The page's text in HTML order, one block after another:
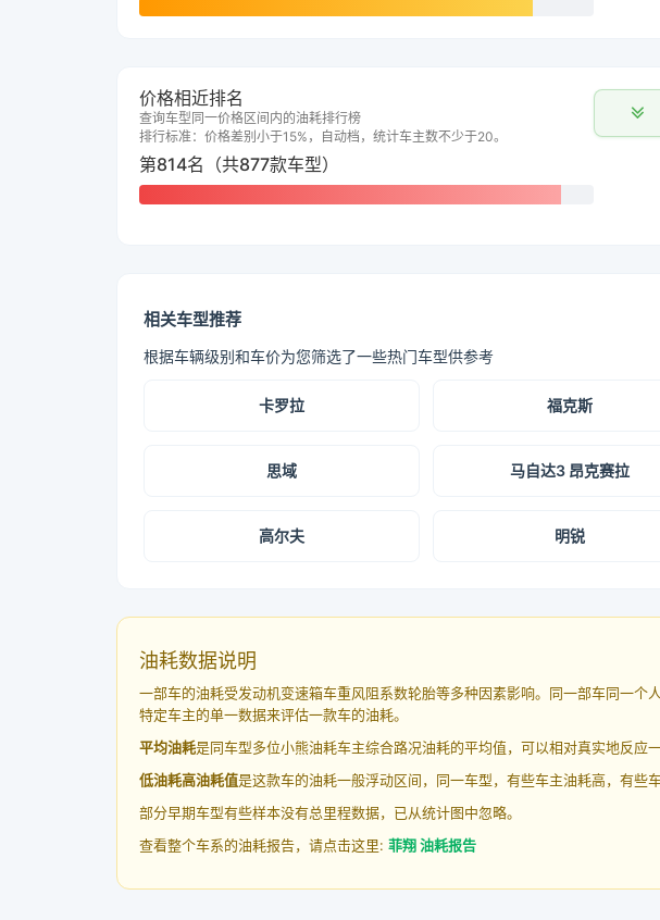
价格相近排名
查询车型同一价格区间内的油耗排行榜
排行标准：价格差别小于15%，自动档，统计车主数不少于20。
第814名（共877款车型）
相关车型推荐
根据车辆级别和车价为您筛选了一些热门车型供参考
卡罗拉 福克斯
思域 马自达3 昂克赛拉
高尔夫 明锐
油耗数据说明
一部车的油耗受发动机变速箱车重风阻系数轮胎等多种因素影响。同一部车同一
特定车主的单一数据来评估一款车的油耗。
平均油耗是同车型多位小熊油耗车主综合路况油耗的平均值，可以相对真实地反应
低油耗高油耗值是这款车的油耗一般浮动区间，同一车型，有些车主油耗高，有些
部分早期车型有些样本没有总里程数据，已从统计图中忽略。
查看整个车系的油耗报告，请点击这里: 菲翔 油耗报告